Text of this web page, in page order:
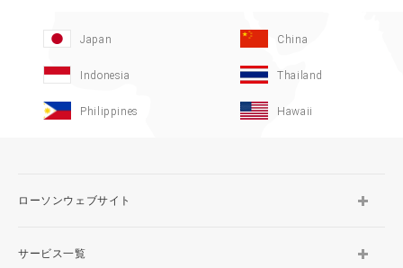
Japan China
Indonesia Thailand
Philippines Hawaii
ローソンウェブサイト
サービス一覧